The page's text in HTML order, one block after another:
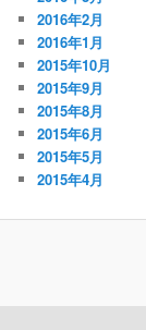
2016年2月
2016年1月
2015年10月
2015年9月
2015年8月
2015年6月
2015年5月
2015年4月